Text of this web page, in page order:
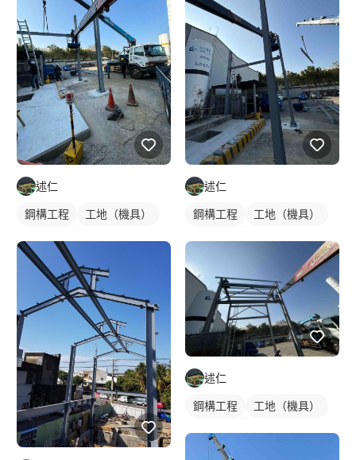
述仁
鋼構工程
工地（機具）
述仁
鋼構工程
工地（機具）
述仁
鋼構工程
工地（機具）
鋼構鐵皮屋
鐵皮屋施工